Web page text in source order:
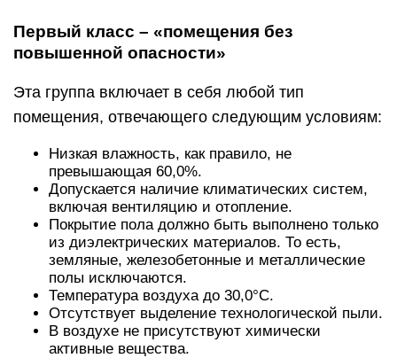
Первый класс – «помещения без
повышенной опасности»
Эта группа включает в себя любой тип
помещения, отвечающего следующим условиям:
Низкая влажность, как правило, не
превышающая 60,0%.
Допускается наличие климатических систем,
включая вентиляцию и отопление.
Покрытие пола должно быть выполнено только
из диэлектрических материалов. То есть,
земляные, железобетонные и металлические
полы исключаются.
Температура воздуха до 30,0°С.
Отсутствует выделение технологической пыли.
В воздухе не присутствуют химически
активные вещества.